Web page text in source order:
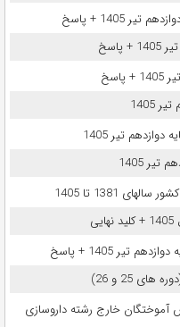
1405 + پاسخ
1405
1381 تا 1405
1405 + پاسخ
آموختگان خارج رشته داروسازی